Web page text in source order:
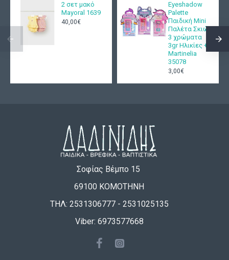
2 σετ μακό
Mayoral 1639
40,00€
Eyeshadow
Palette
Παιδική Mini
Παλέτα Σκιών
3 χρώματα
3gr Ηλικίες +3
Martinelia
35078
3,00€
Σοφίας Βέμπο 15
69100 ΚΟΜΟΤΗΝΗ
ΤΗΛ: 2531306777 - 2531025135
Viber: 6973577668